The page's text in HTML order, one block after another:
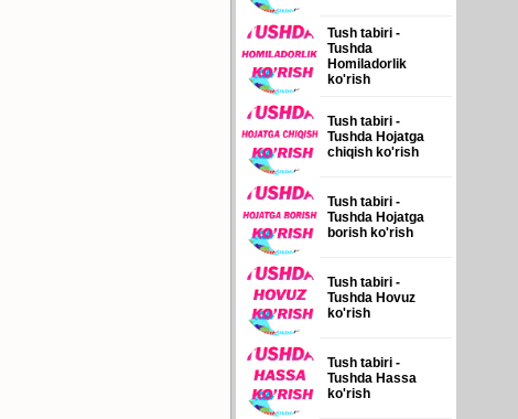
Tush tabiri -
Tushda
Homiladorlik
ko'rish
Tush tabiri -
Tushda Hojatga
chiqish ko'rish
Tush tabiri -
Tushda Hojatga
borish ko'rish
Tush tabiri -
Tushda Hovuz
ko'rish
Tush tabiri -
Tushda Hassa
ko'rish